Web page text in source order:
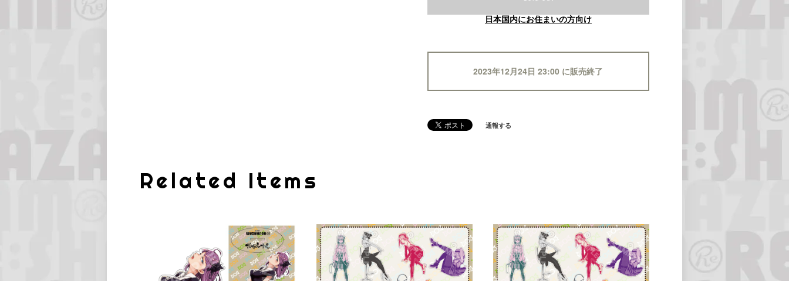
日本国内にお住まいの方向け
2023年12月24日 23:00 に販売終了
通報する
Related Items